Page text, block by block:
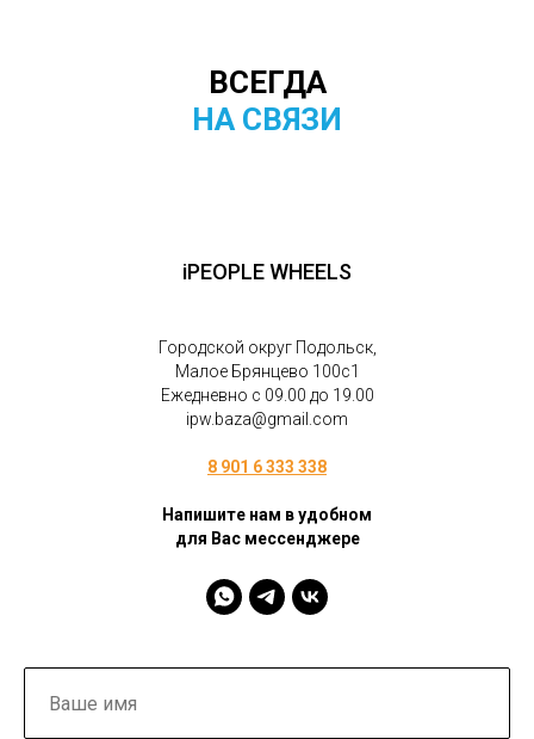
ВСЕГДА
НА СВЯЗИ
iPEOPLE WHEELS
Городской округ Подольск,
Малое Брянцево 100с1
Ежедневно с 09.00 до 19.00
ipw.baza@gmail.com
8 901 6 333 338
Напишите нам в удобном
для Вас мессенджере